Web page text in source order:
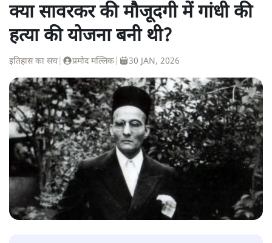
क्या सावरकर की मौजूदगी में गांधी की
हत्या की योजना बनी थी?
इतिहास का सच प्रमोद मल्लिक 30 JAN, 2026